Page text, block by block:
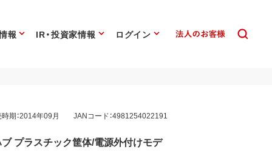
報 IR・投資家情報 ログイン
期：2014年09月 JANコード：4981254022191
プラスチック筐体/電源外付けモデ